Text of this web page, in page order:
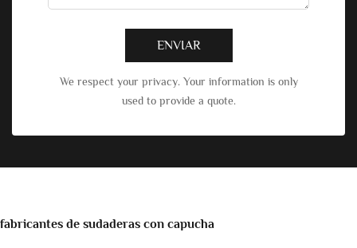
ENVIAR
We respect your privacy. Your information is only
used to provide a quote.
fabricantes de sudaderas con capucha